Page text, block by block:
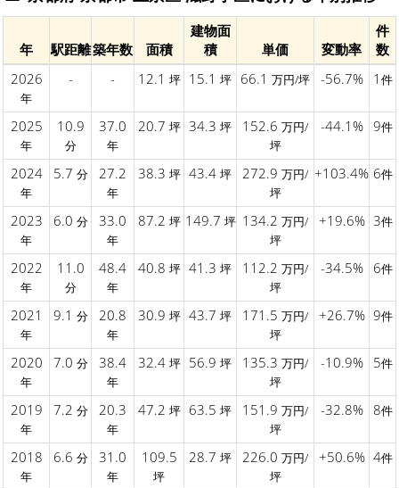
年 駅距離築年数 面積
建物面
積
単価 変動率
件
数
2026
年
- - 12.1 坪 15.1 坪 66.1 万円/坪 -56.7% 1 件
2025
年
10.9
分
37.0
年
20.7 坪 34.3 坪 152.6 万円/
坪
-44.1% 9件
2024
年
5.7 分 27.2
年
38.3 坪 43.4 坪 272.9 万円/
坪
+103.4% 6件
2023
年
6.0 分 33.0
年
87.2 坪 149.7 坪 134.2 万円/
坪
+19.6% 3件
2022
年
11.0
分
48.4
年
40.8 坪 41.3 坪 112.2 万円/
坪
-34.5% 6件
2021
年
9.1 分 20.8
年
30.9 坪 43.7 坪 171.5 万円/
坪
+26.7% 9件
2020
年
7.0 分 38.4
年
32.4 坪 56.9 坪 135.3 万円/
坪
-10.9% 5件
2019
年
7.2 分 20.3
年
47.2 坪 63.5 坪 151.9 万円/
坪
-32.8% 8件
2018
年
6.6 分 31.0
年
109.5
坪
28.7 坪 226.0 万円/
坪
+50.6% 4件